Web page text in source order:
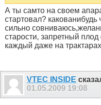
А ты самто на своем
стартовал?
сильно
старости, запретный
каждый даже на
VTEC INSIDE
01.05.2009 19:08